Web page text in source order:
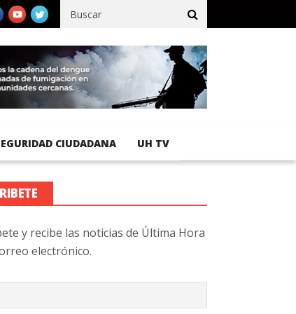
92 % de avance en obras de terracería
CIUDADANA UH TV
y recibe las noticias de Última Hora
electrónico.